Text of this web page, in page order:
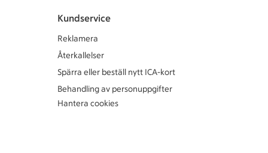
Kundservice
Reklamera
Återkallelser
Spärra eller beställ nytt ICA-kort
Behandling av personuppgifter
Hantera cookies